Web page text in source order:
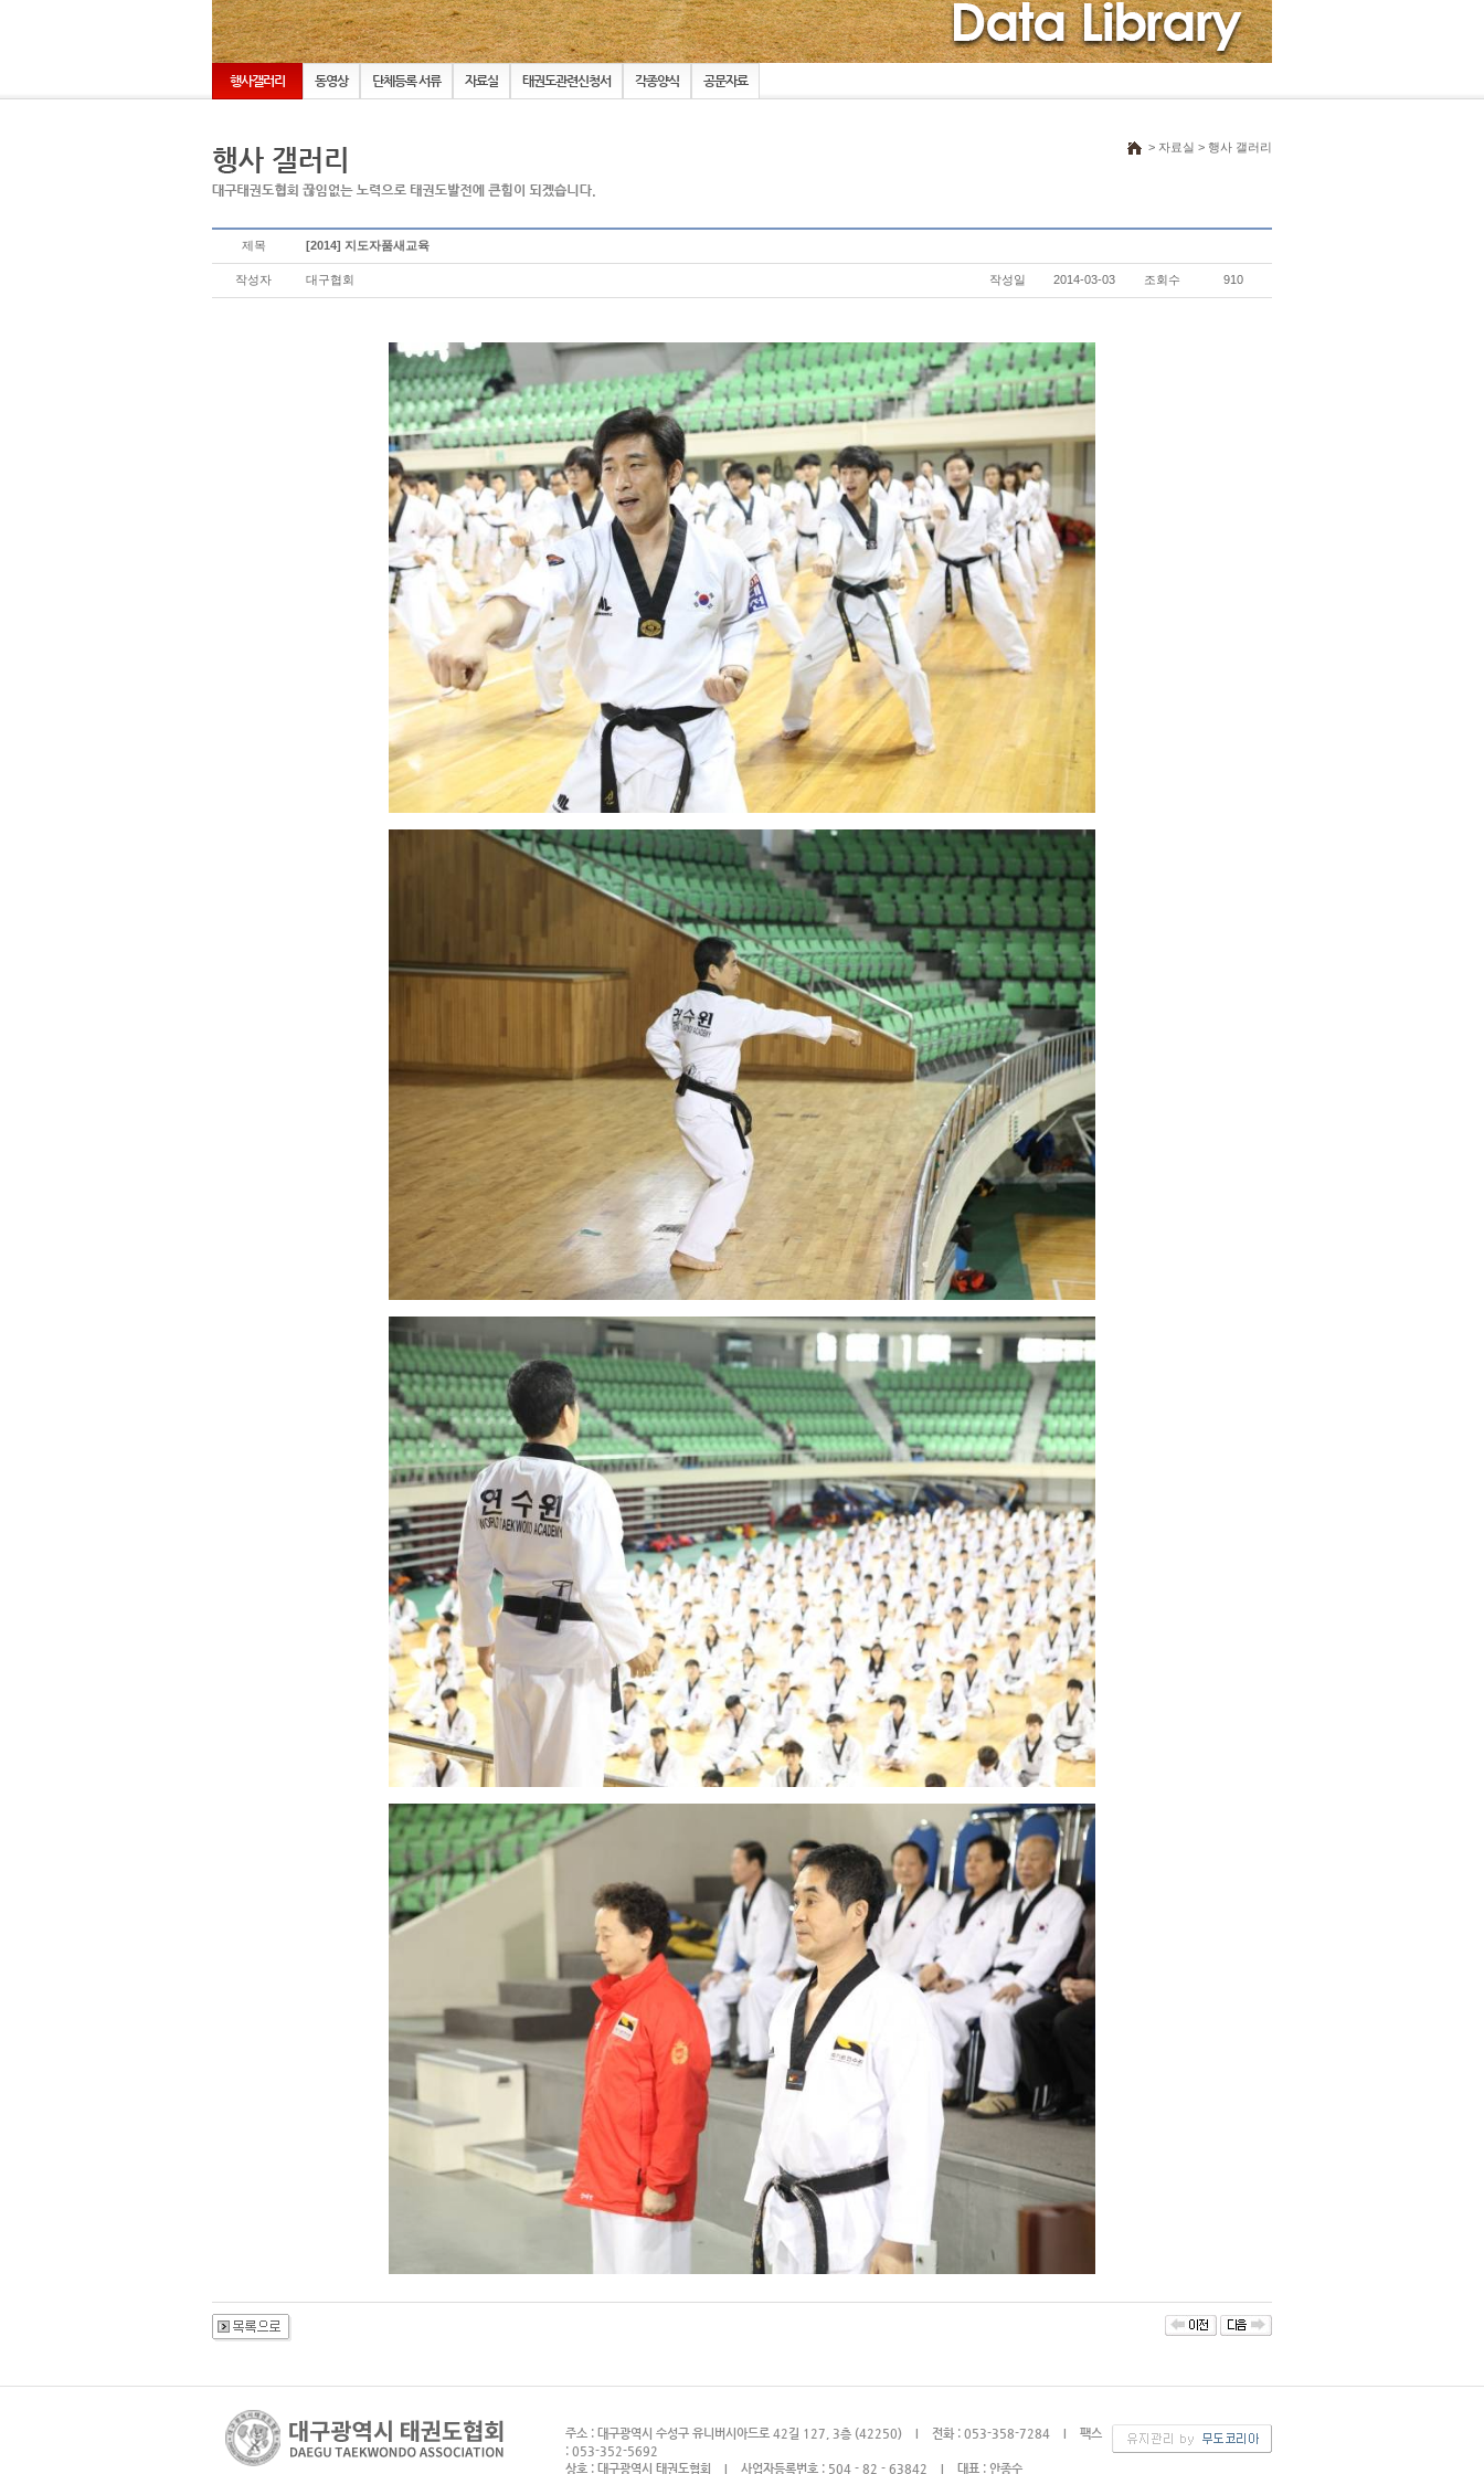
행사갤러리 동영상 단체등록 서류 자료실 태권도관련신청서 각종양식 공문자료
> 자료실 > 행사 갤러리
제목 [2014] 지도자품새교육
작성자 대구협회 작성일 2014-03-03 조회수 910
주소 : 대구광역시 수성구 유니버시아드로 42길 127, 3층 (42250) I 전화 : 053-358-7284 I 팩스
: 053-352-5692
상호 : 대구광역시 태권도협회 I 사업자등록번호 : 504 - 82 - 63842 I 대표 : 안종수